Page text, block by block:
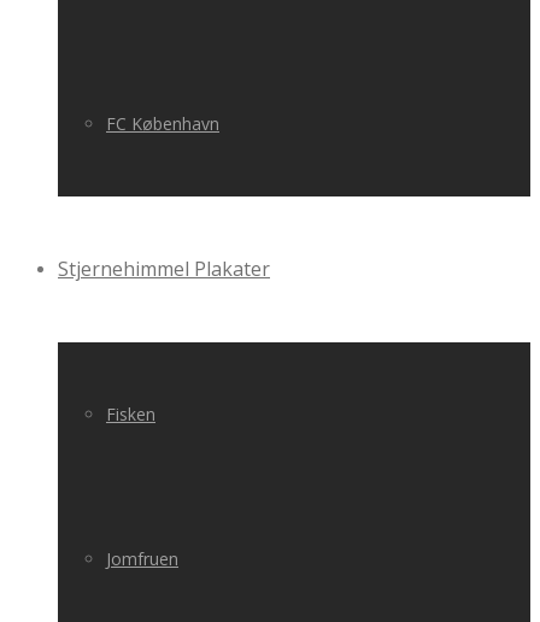
FC København
Stjernehimmel Plakater
Fisken
Jomfruen